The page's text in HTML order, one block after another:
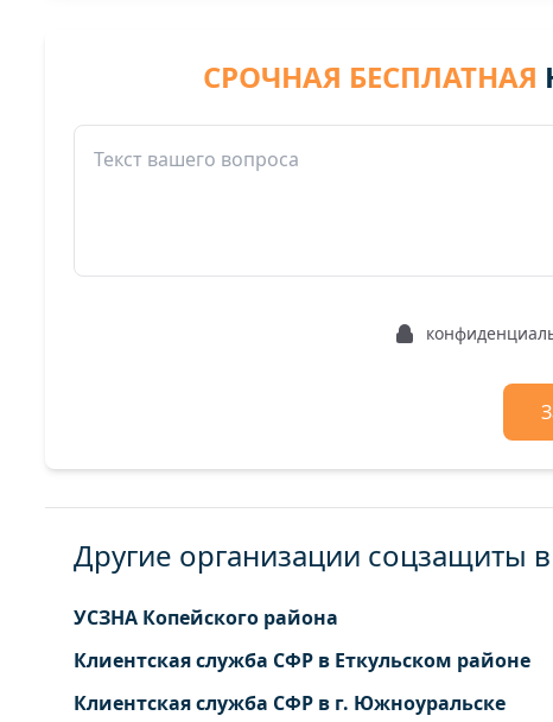
СРОЧНАЯ БЕСПЛАТНАЯ
Другие организации соцзащиты
УСЗНА Копейского района
Клиентская служба СФР в Еткульском районе
Клиентская служба СФР в г. Южноуральске